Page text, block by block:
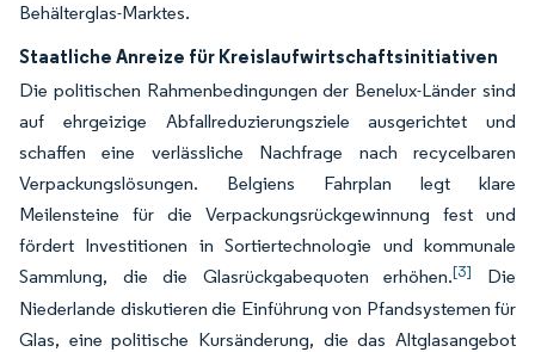
Behälterglas-Marktes.
Staatliche Anreize für Kreislaufwirtschaftsinitiativen
Die politischen Rahmenbedingungen der Benelux-Länder sind
auf ehrgeizige Abfallreduzierungsziele ausgerichtet und
schaffen eine verlässliche Nachfrage nach recycelbaren
Verpackungslösungen. Belgiens Fahrplan legt klare
Meilensteine für die Verpackungsrückgewinnung fest und
fördert Investitionen in Sortiertechnologie und kommunale
Sammlung, die die Glasrückgabequoten erhöhen.[3]
Die
Niederlande diskutieren die Einführung von Pfandsystemen für
Glas, eine politische Kursänderung, die das Altglasangebot